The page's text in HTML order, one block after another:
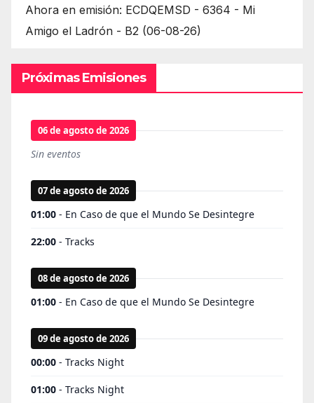
Ahora en emisión: ECDQEMSD - 6364 - Mi
Amigo el Ladrón - B2 (06-08-26)
Próximas Emisiones